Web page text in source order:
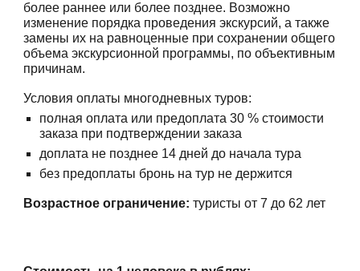
более раннее или более позднее. Возможно
изменение порядка проведения экскурсий, а также
замены их на равноценные при сохранении общего
объема экскурсионной программы, по объективным
причинам.
Условия оплаты многодневных туров:
полная оплата или предоплата 30 % стоимости
заказа при подтверждении заказа
доплата не позднее 14 дней до начала тура
без предоплаты бронь на тур не держится
Возрастное ограничение:туристы от 7 до 62 лет